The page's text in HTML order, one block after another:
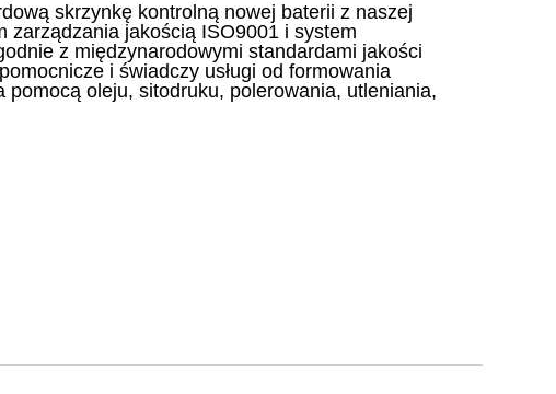
skrzynkę kontrolną nowej baterii z naszej
zarządzania jakością ISO9001 i system
z międzynarodowymi standardami jakości
i świadczy usługi od formowania
oleju, sitodruku, polerowania, utleniania,